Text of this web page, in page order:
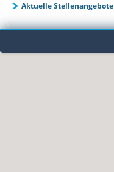
Aktuelle Stellenangebote